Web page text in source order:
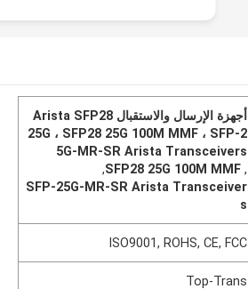
أجهزة الإرسال والاستقبال Arista SFP28
25G ، SFP28 25G 100M MMF ، SFP-2
5G-MR-SR Arista Transceivers
,
SFP28 25G 100M MMF
,
SFP-25G-MR-SR Arista Transceiver
s
ISO9001, ROHS, CE, FCC
Top-Trans